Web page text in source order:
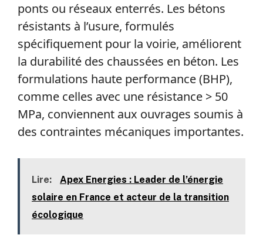
ponts ou réseaux enterrés. Les bétons
résistants à l’usure, formulés
spécifiquement pour la voirie, améliorent
la durabilité des chaussées en béton. Les
formulations haute performance (BHP),
comme celles avec une résistance > 50
MPa, conviennent aux ouvrages soumis à
des contraintes mécaniques importantes.
Lire:
Apex Energies : Leader de l’énergie
solaire en France et acteur de la transition
écologique